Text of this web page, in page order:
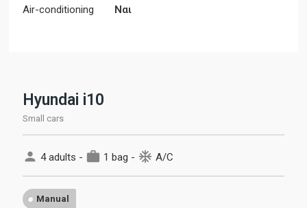
Air-conditioning Ναι
Hyundai i10
Small cars
person 4 adults - work 1 bag - ac_unit A/C
Manual